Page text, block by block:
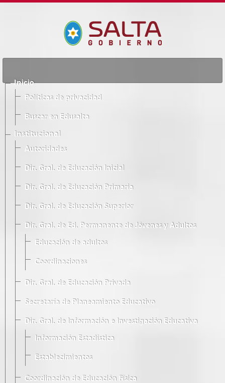
Inicio
Políticas de privacidad
Buscar en Edusalta
Institucional
Autoridades
Dir. Gral. de Educación Inicial
Dir. Gral. de Educación Primaria
Dir. Gral. de Educación Superior
Dir. Gral. de Ed. Permanente de Jóvenes y Adultos
Educación de adultos
Coordinaciones
Dir. Gral. de Educación Privada
Secretaría de Planeamiento Educativo
Dir. Gral. de Información e Investigación Educativa
Información Estadística
Establecimientos
Coordinación de Educación Física